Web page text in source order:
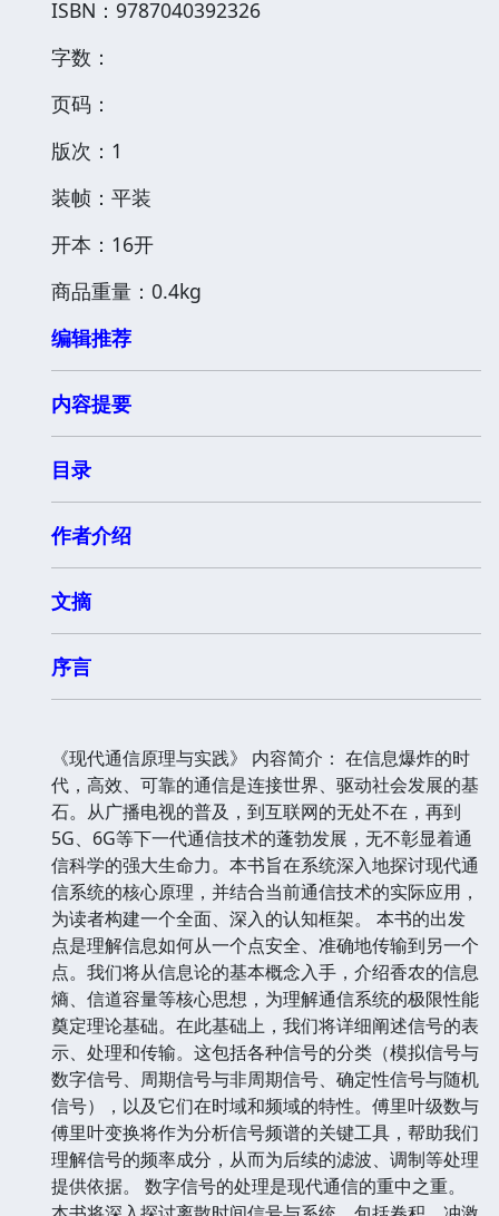
ISBN：9787040392326
字数：
页码：
版次：1
装帧：平装
开本：16开
商品重量：0.4kg
编辑推荐
内容提要
目录
作者介绍
文摘
序言
《现代通信原理与实践》 内容简介： 在信息爆炸的时
代，高效、可靠的通信是连接世界、驱动社会发展的基
石。从广播电视的普及，到互联网的无处不在，再到
5G、6G等下一代通信技术的蓬勃发展，无不彰显着通
信科学的强大生命力。本书旨在系统深入地探讨现代通
信系统的核心原理，并结合当前通信技术的实际应用，
为读者构建一个全面、深入的认知框架。 本书的出发
点是理解信息如何从一个点安全、准确地传输到另一个
点。我们将从信息论的基本概念入手，介绍香农的信息
熵、信道容量等核心思想，为理解通信系统的极限性能
奠定理论基础。在此基础上，我们将详细阐述信号的表
示、处理和传输。这包括各种信号的分类（模拟信号与
数字信号、周期信号与非周期信号、确定性信号与随机
信号），以及它们在时域和频域的特性。傅里叶级数与
傅里叶变换将作为分析信号频谱的关键工具，帮助我们
理解信号的频率成分，从而为后续的滤波、调制等处理
提供依据。 数字信号的处理是现代通信的重中之重。